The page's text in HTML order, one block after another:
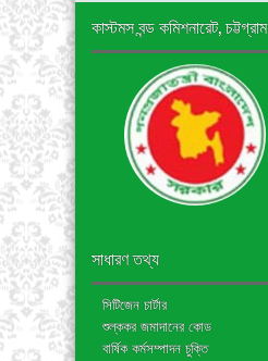
কাস্টমস বন্ড কমিশনারেট, চট্টগ্রাম
সাধারণ তথ্য
সিটিজেন চার্টার
শুল্ককর জমাদানের কোড
বার্ষিক কর্মসম্পাদন চুক্তি